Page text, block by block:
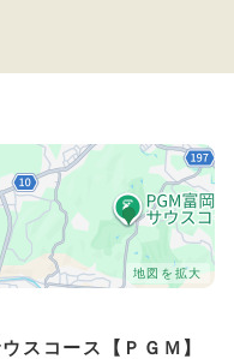
地図を拡大
スコース【ＰＧＭ】